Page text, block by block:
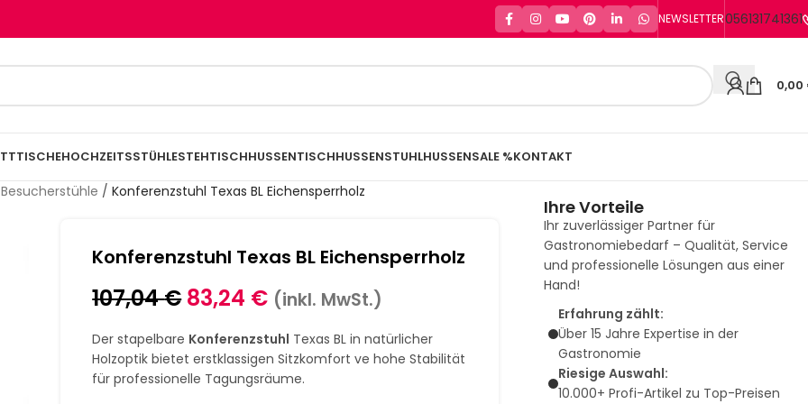
NEWSLETTER056131741361
0,00
HOCHZEITSSTÜHLESTEHTISCHHUSSENTISCHHUSSENSTUHLHUSSENSALE %KONTAKT
/ Konferenzstuhl Texas BL Eichensperrholz
Konferenzstuhl Texas BL Eichensperrholz
107,04€ 83,24 € (inkl. MwSt.)
Der stapelbare Konferenzstuhl Texas BL in natürlicher
Holzoptik bietet erstklassigen Sitzkomfort ve hohe Stabilität
für professionelle Tagungsräume.
Ihre Vorteile
Ihr zuverlässiger Partner für
Gastronomiebedarf – Qualität, Service
und professionelle Lösungen aus einer
Hand!
Erfahrung zählt:
Über 15 Jahre Expertise in der
Gastronomie
Riesige Auswahl:
10.000+ Profi-Artikel zu Top-Preisen